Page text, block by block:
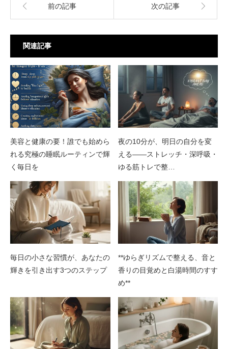
前の記事 次の記事
関連記事
美容と健康の要！誰でも始めら
れる究極の睡眠ルーティンで輝
く毎日を
夜の10分が、明日の自分を変
える——ストレッチ・深呼吸・
ゆる筋トレで整…
毎日の小さな習慣が、あなたの
輝きを引き出す3つのステップ
**ゆらぎリズムで整える、音と
香りの目覚めと白湯時間のすす
め**